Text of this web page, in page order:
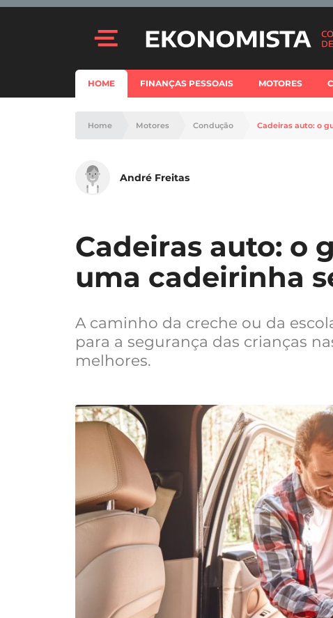
HOME FINANÇAS PESSOAIS MOTORES
Home Motores Condução Cadeiras auto: o
André Freitas
Cadeiras auto: o
uma cadeirinha
A caminho da creche ou da
para a segurança das crianças
melhores.